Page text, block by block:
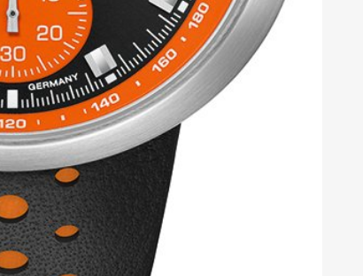
Magazine Official Columnist
Pen international